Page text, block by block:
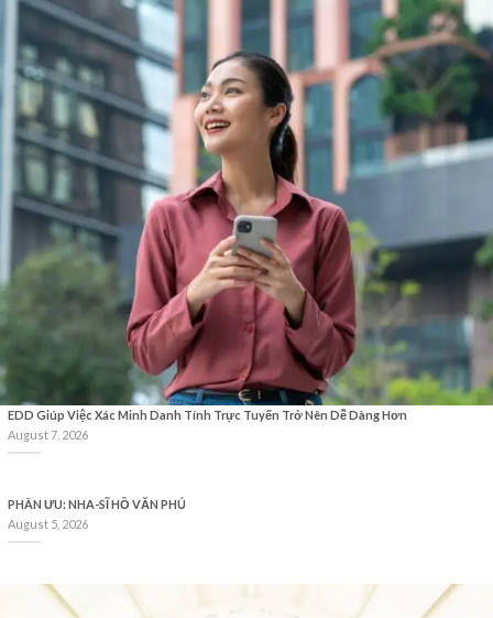
EDD Giúp Việc Xác Minh Danh Tính Trực Tuyến Trở Nên Dễ Dàng Hơn
August 7, 2026
PHÂN ƯU: NHA-SĨ HỒ VĂN PHÚ
August 5, 2026